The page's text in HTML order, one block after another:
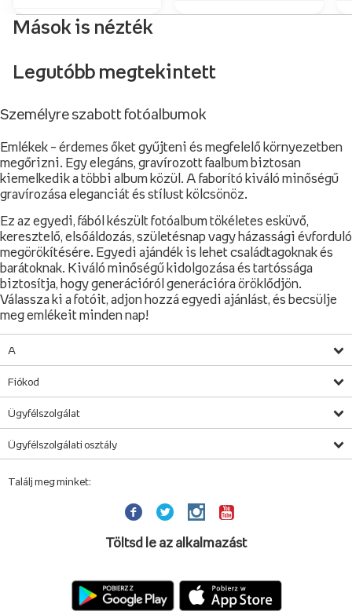
Mások is nézték
Legutóbb megtekintett
Személyre szabott fotóalbumok
Emlékek – érdemes őket gyűjteni és megfelelő környezetben
megőrizni. Egy elegáns, gravírozott faalbum biztosan
kiemelkedik a többi album közül. A faborító kiváló minőségű
gravírozása eleganciát és stílust kölcsönöz.
Ez az egyedi, fából készült fotóalbum tökéletes esküvő,
keresztelő, elsőáldozás, születésnap vagy házassági évforduló
megörökítésére. Egyedi ajándék is lehet családtagoknak és
barátoknak. Kiváló minőségű kidolgozása és tartóssága
biztosítja, hogy generációról generációra öröklődjön.
Válassza ki a fotóit, adjon hozzá egyedi ajánlást, és becsülje
meg emlékeit minden nap!
A
Fiókod
Ügyfélszolgálat
Ügyfélszolgálati osztály
Találj meg minket:
Töltsd le az alkalmazást